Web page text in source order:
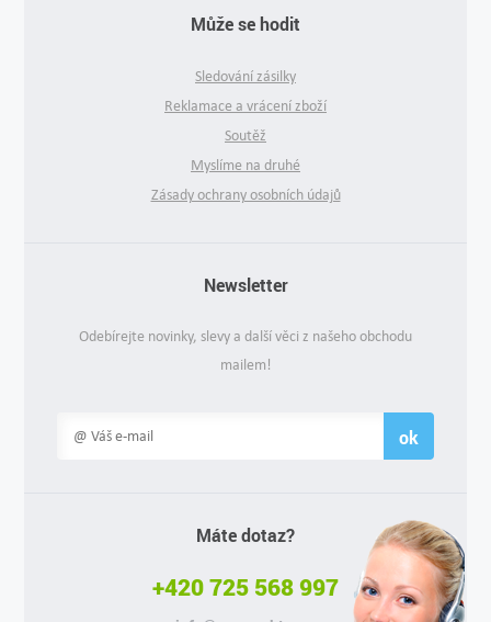
Může se hodit
Sledování zásilky
Reklamace a vrácení zboží
Soutěž
Myslíme na druhé
Zásady ochrany osobních údajů
Newsletter
Odebírejte novinky, slevy a další věci z našeho obchodu
mailem!
ok
Máte dotaz?
+420 725 568 997